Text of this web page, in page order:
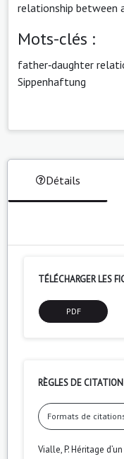
relationship between
Mots-clés :
father‑daughter
Sippenhaftung
Détails
TÉLÉCHARGER LES
PDF
RÈGLES DE CITATION
Formats de
Vialle, P. Héritage